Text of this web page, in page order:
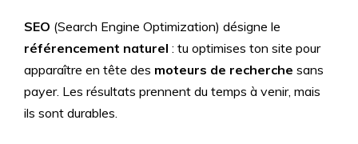
SEO (Search Engine Optimization) désigne le
référencement naturel : tu optimises ton site pour
apparaître en tête des moteurs de recherche sans
payer. Les résultats prennent du temps à venir, mais
ils sont durables.